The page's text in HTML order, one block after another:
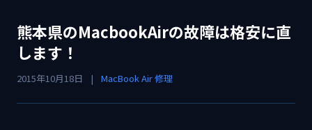
熊本県のMacbookAirの故障は格安に直
します！
2015年10月18日 | MacBook Air 修理